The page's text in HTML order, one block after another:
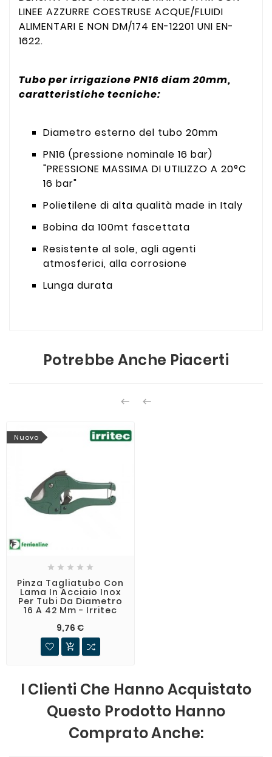
LINEE AZZURRE COESTRUSE ACQUE/FLUIDI
ALIMENTARI E NON DM/174 EN-12201 UNI EN-
1622.
Tubo per irrigazione PN16 diam 20mm,
caratteristiche tecniche:
Diametro esterno del tubo 20mm
PN16 (pressione nominale 16 bar)
"PRESSIONE MASSIMA DI UTILIZZO A 20°C
16 bar"
Polietilene di alta qualità made in Italy
Bobina da 100mt fascettata
Resistente al sole, agli agenti
atmosferici, alla corrosione
Lunga durata
Potrebbe Anche Piacerti
 
Nuovo
    
Pinza Tagliatubo Con
Lama In Acciaio Inox
Per Tubi Da Diametro
16 A 42 Mm - Irritec
9,76 €

I Clienti Che Hanno Acquistato
Questo Prodotto Hanno
Comprato Anche: